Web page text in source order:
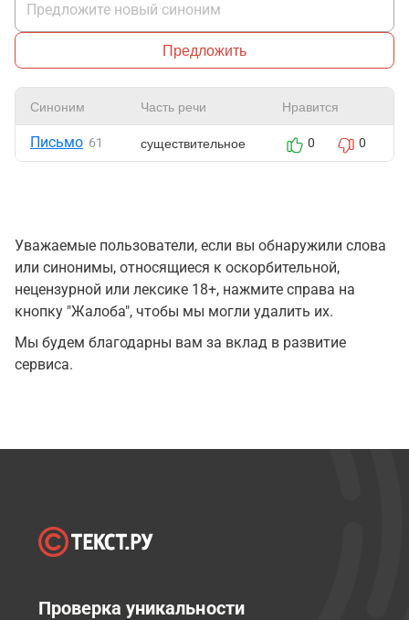
Предложить
Синоним Часть речи Нравится
Письмо 61 существительное 0 0
Уважаемые пользователи, если вы обнаружили слова
или синонимы, относящиеся к оскорбительной,
нецензурной или лексике 18+, нажмите справа на
кнопку "Жалоба", чтобы мы могли удалить их.
Мы будем благодарны вам за вклад в развитие
сервиса.
Проверка уникальности